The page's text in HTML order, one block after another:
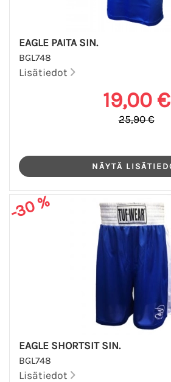
EAGLE PAITA SIN.
BGL748
Lisätiedot
19,00 €
25,90 €
-30 %
EAGLE SHORTSIT SIN.
BGL748
Lisätiedot